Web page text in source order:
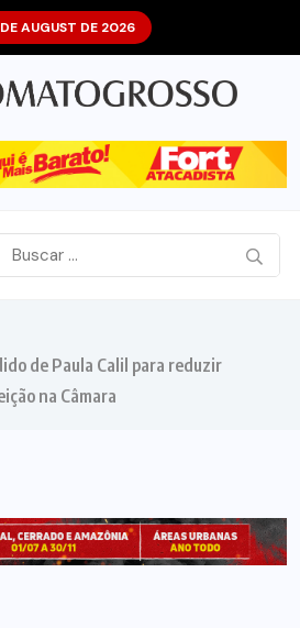
AUGUST DE 2026
de Paula Calil para reduzir
na Câmara